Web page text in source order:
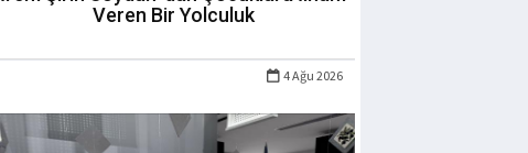
Veren Bir Yolculuk
4 Ağu 2026